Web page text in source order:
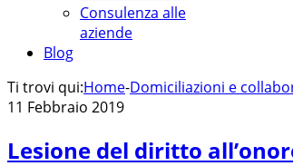
Consulenza alle
aziende
Blog
Ti trovi qui:Home-Domiciliazioni e
11 Febbraio 2019
Lesione del diritto